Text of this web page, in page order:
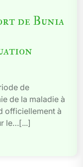
de Bunia
de
de la maladie à
officiellement à
le…[...]